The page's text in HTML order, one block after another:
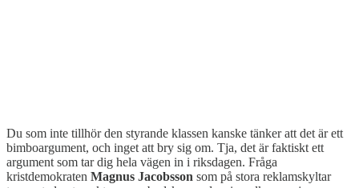
Du som inte tillhör den styrande klassen kanske tänker att det är ett
bimboargument, och inget att bry sig om. Tja, det är faktiskt ett
argument som tar dig hela vägen in i riksdagen. Fråga
kristdemokraten Magnus Jacobsson som på stora reklamskyltar